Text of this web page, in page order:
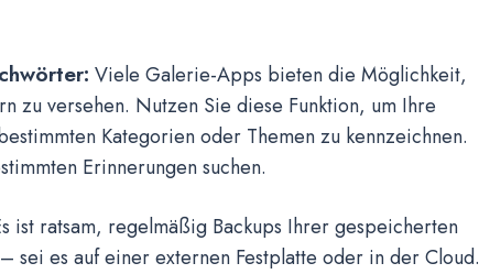
Viele Galerie-Apps bieten die Möglichkeit,
zu versehen. Nutzen Sie diese Funktion, um Ihre
Kategorien oder Themen zu kennzeichnen.
Erinnerungen suchen.
ist ratsam, regelmäßig Backups Ihrer gespeicherten
sei es auf einer externen Festplatte oder in der Cloud.